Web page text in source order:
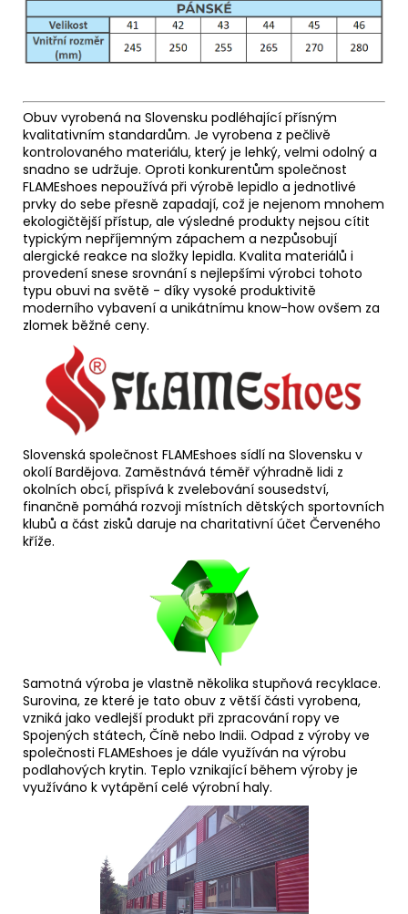
Obuv vyrobená na Slovensku podléhající přísným
kvalitativním standardům. Je vyrobena z pečlivě
kontrolovaného materiálu, který je lehký, velmi odolný a
snadno se udržuje. Oproti konkurentům společnost
FLAMEshoes nepoužívá při výrobě lepidlo a jednotlivé
prvky do sebe přesně zapadají, což je nejenom mnohem
ekologičtější přístup, ale výsledné produkty nejsou cítit
typickým nepříjemným zápachem a nezpůsobují
alergické reakce na složky lepidla. Kvalita materiálů i
provedení snese srovnání s nejlepšími výrobci tohoto
typu obuvi na světě - díky vysoké produktivitě
moderního vybavení a unikátnímu know-how ovšem za
zlomek běžné ceny.
Slovenská společnost FLAMEshoes sídlí na Slovensku v
okolí Bardějova. Zaměstnává téměř výhradně lidi z
okolních obcí, přispívá k zvelebování sousedství,
finančně pomáhá rozvoji místních dětských sportovních
klubů a část zisků daruje na charitativní účet Červeného
kříže.
Samotná výroba je vlastně několika stupňová recyklace.
Surovina, ze které je tato obuv z větší části vyrobena,
vzniká jako vedlejší produkt při zpracování ropy ve
Spojených státech, Číně nebo Indii. Odpad z výroby ve
společnosti FLAMEshoes je dále využíván na výrobu
podlahových krytin. Teplo vznikající během výroby je
využíváno k vytápění celé výrobní haly.